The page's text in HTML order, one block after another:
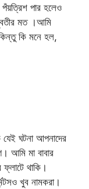
পার হলেও
মত ।আমি
কি মনে হল,
ঘটনা আপনাদের
আমি মা বাবার
থাকি।
খুব নামকরা।